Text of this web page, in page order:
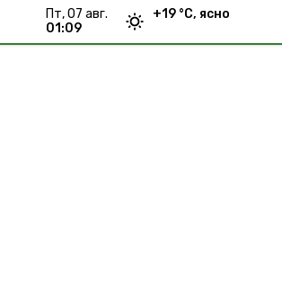
пт, 07 авг.
01:09
+19 °С, ясно